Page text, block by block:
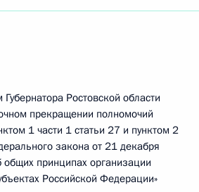
Ростовской области
прекращении полномочий
1 части 1 статьи 27 и пунктом 2
закона от 21 декабря
принципах организации
Российской Федерации»